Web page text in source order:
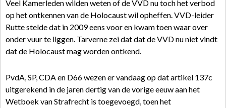
Veel Kamerleden wilden weten of de VVD nu toch het verbod
op het ontkennen van de Holocaust wil opheffen. VVD-leider
Rutte stelde dat in 2009 eens voor en kwam toen waar over
onder vuur te liggen. Tarverne zei dat dat de VVD nu niet vindt
dat de Holocaust mag worden ontkend.
PvdA, SP, CDA en D66 wezen er vandaag op dat artikel 137c
uitgerekend in de jaren dertig van de vorige eeuw aan het
Wetboek van Strafrecht is toegevoegd, toen het